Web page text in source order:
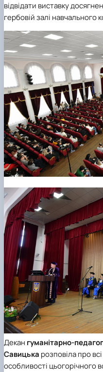
відвідати виставку
гербовій залі навчального
Декан гуманітарно-
Савицька розповіла про
особливості цьогорічного